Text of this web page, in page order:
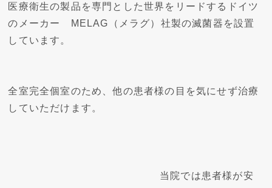
医療衛生の製品を専門とした世界をリードするドイツ
のメーカー　MELAG（メラグ）社製の滅菌器を設置
しています。
全室完全個室のため、他の患者様の目を気にせず治療
していただけます。
当院では患者様が安